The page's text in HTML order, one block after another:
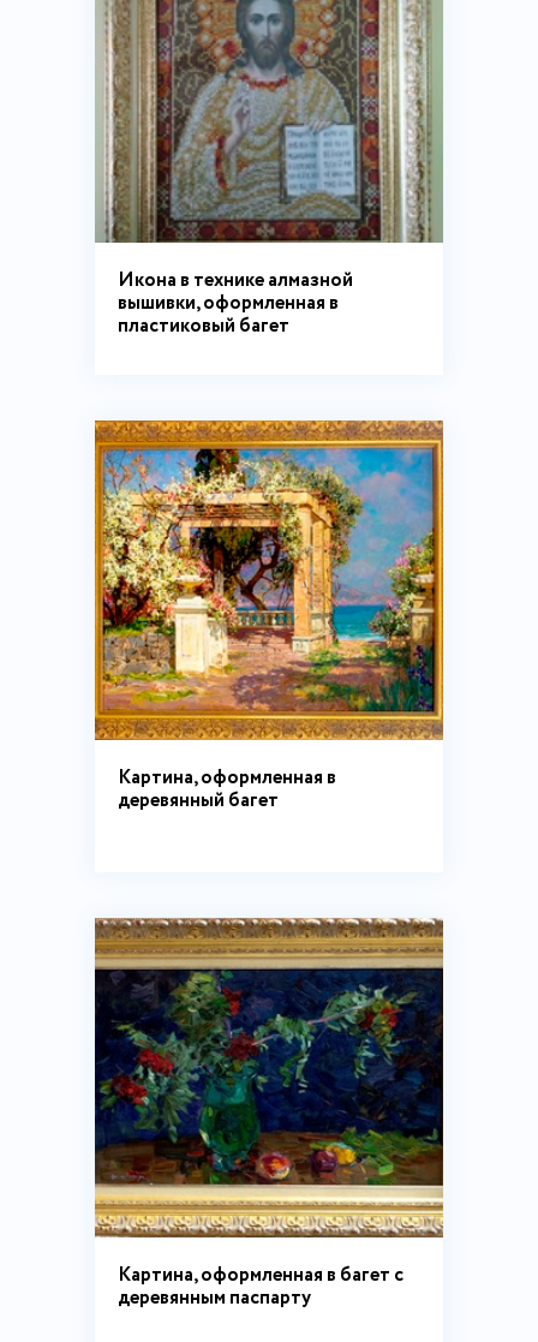
Икона в технике алмазной
вышивки, оформленная в
пластиковый багет
Картина, оформленная в
деревянный багет
Картина, оформленная в багет с
деревянным паспарту